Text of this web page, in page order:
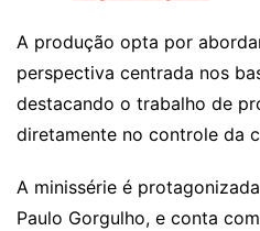
A produção opta por
perspectiva centrada nos
destacando o trabalho de
diretamente no controle da
A minissérie é
Paulo Gorgulho, e conta